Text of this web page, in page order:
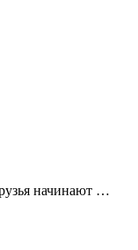
начинают …